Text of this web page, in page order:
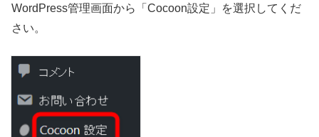
WordPress管理画面から「Cocoon設定」を選択してくだ
さい。